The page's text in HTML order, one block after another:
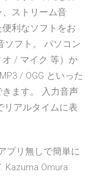
ストリーム音
利なソフトをお
ソフト。 パソコン
/ マイク 等）か
/ OGG といった
ます。 入力音声
リアルタイムに表
プリ無しで簡単に
Kazuma Omura